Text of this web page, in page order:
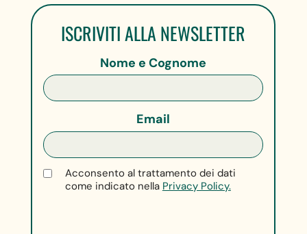
ISCRIVITI ALLA NEWSLETTER
Nome e Cognome
Email
Acconsento al trattamento dei dati
come indicato nella Privacy Policy.